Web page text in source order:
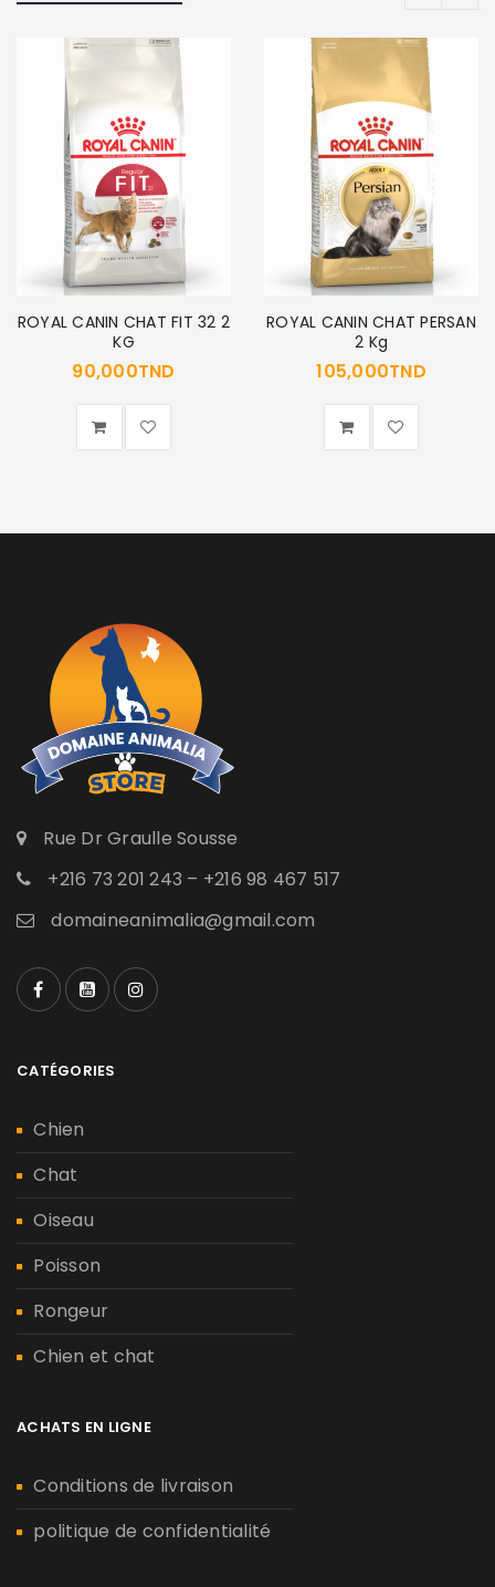
de passe*
Se souvenir de moi
SE CONNECTER
DE PASSE PERDU ?
ROYAL CANIN CHAT FIT 32 2
KG
90,000TND
ROYAL CANIN CHAT PERSAN
2 Kg
105,000TND
Rue Dr Graulle Sousse
+216 73 201 243 – +216 98 467 517
domaineanimalia@gmail.com
CATÉGORIES
Chien
Chat
Oiseau
Poisson
Rongeur
Chien et chat
ACHATS EN LIGNE
Conditions de livraison
politique de confidentialité